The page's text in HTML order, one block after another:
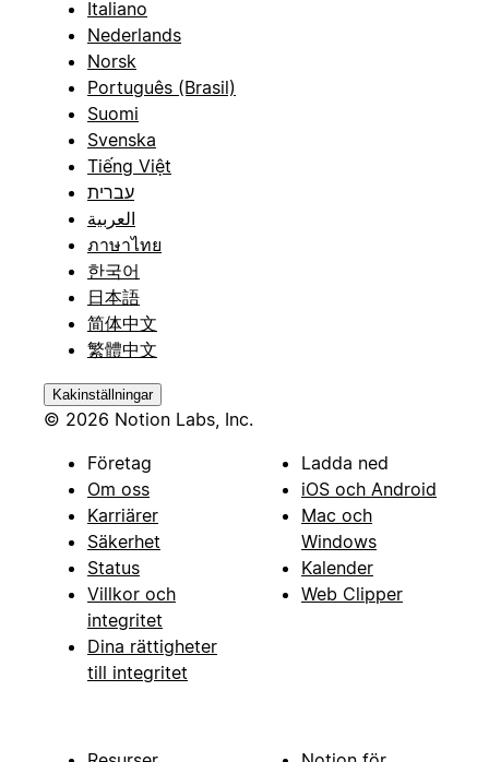
Italiano
Nederlands
Norsk
Português (Brasil)
Suomi
Svenska
Tiếng Việt
עברית
العربية
ภาษาไทย
한국어
日本語
简体中文
繁體中文
Kakinställningar
© 2026 Notion Labs, Inc.
Företag
Om oss
Karriärer
Säkerhet
Status
Villkor och
integritet
Dina rättigheter
till integritet
Ladda ned
iOS och Android
Mac och
Windows
Kalender
Web Clipper